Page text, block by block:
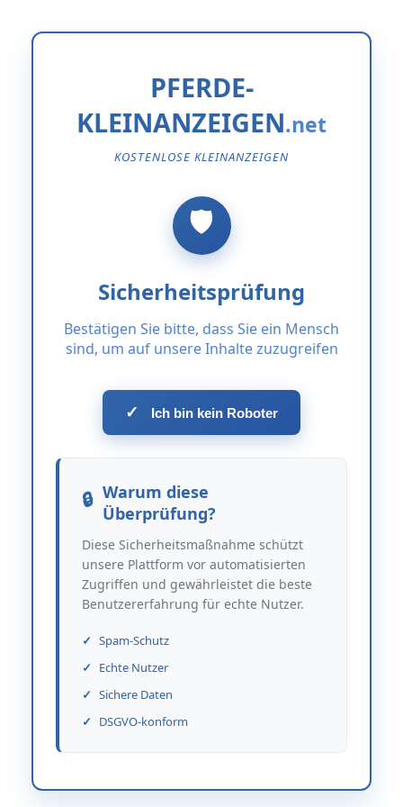
PFERDE-
KLEINANZEIGEN
KOSTENLOSE KLEINANZEIGEN
Sicherheitsprüfung
Bestätigen Sie bitte, dass Sie ein Mensch
sind, um auf unsere Inhalte zuzugreifen
✓ Ich bin kein Roboter
Warum diese
Überprüfung?
Diese Sicherheitsmaßnahme schützt
unsere Plattform vor automatisierten
Zugriffen und gewährleistet die beste
Benutzererfahrung für echte Nutzer.
Spam-Schutz
Echte Nutzer
Sichere Daten
DSGVO-konform